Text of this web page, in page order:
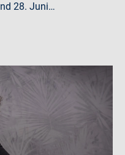
28. Juni…